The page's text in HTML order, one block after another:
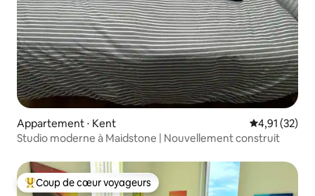
Appartement ⋅ Kent Évaluation
4,91 (32)
Studio moderne à Maidstone | Nouvellement construit
Coups de cœur voyageurs les plus appréciés
Coup de cœur voyageurs